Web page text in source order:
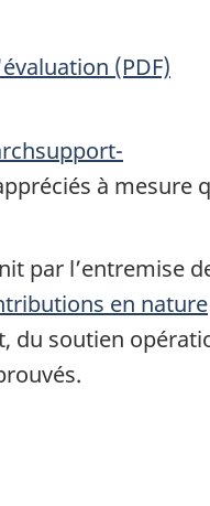
(PDF)
à mesure
par l’entremise
en nature
du soutien